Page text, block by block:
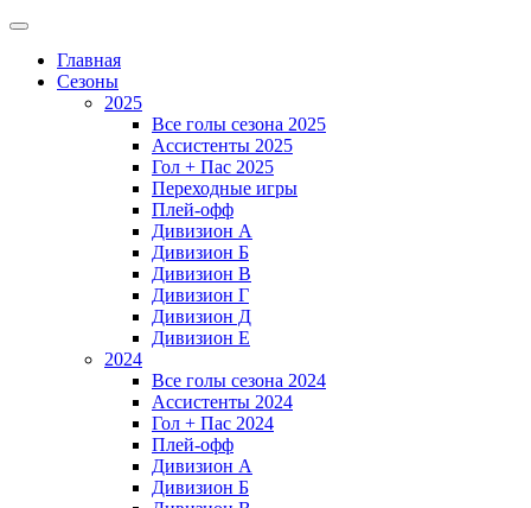
Главная
Сезоны
2025
Все голы сезона 2025
Ассистенты 2025
Гол + Пас 2025
Переходные игры
Плей-офф
Дивизион A
Дивизион Б
Дивизион В
Дивизион Г
Дивизион Д
Дивизион Е
2024
Все голы сезона 2024
Ассистенты 2024
Гол + Пас 2024
Плей-офф
Дивизион A
Дивизион Б